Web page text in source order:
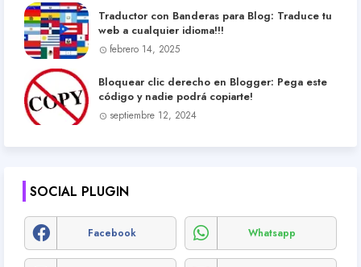
Traductor con Banderas para Blog: Traduce tu
web a cualquier idioma!!!
febrero 14, 2025
Bloquear clic derecho en Blogger: Pega este
código y nadie podrá copiarte!
septiembre 12, 2024
SOCIAL PLUGIN
Facebook Whatsapp